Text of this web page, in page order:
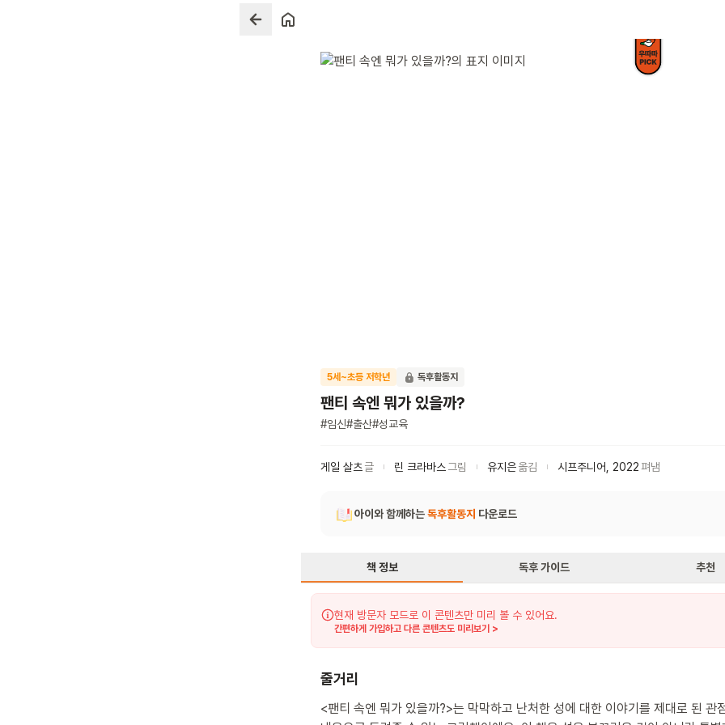
5세~초등 저학년 독후활동지
팬티 속엔 뭐가 있을까?
#임신#출산#성교육
게일 살츠 글 린 크라바스그림 유지은옮김 시프주니어 2022펴냄
아이와 함께하는독후활동지 다운로드
책 정보 독후 가이드 추천
현재 방문자 모드로 이 콘텐츠만 미리 볼 수 있어요.
간편하게 가입하고 다른 콘텐츠도 미리보기 >
줄거리
<팬티 속엔 뭐가 있을까?>는 막막하고 난처한 성에 대한 이야기를 제대로 된 관